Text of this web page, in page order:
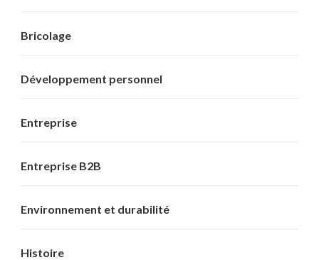
Bricolage
Développement personnel
Entreprise
Entreprise B2B
Environnement et durabilité
Histoire